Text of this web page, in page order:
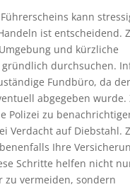
kann
ist entscheidend.
und kürzliche
durchsuchen.
Fundbüro, da der
abgegeben wurde.
Polizei zu
Verdacht auf Diebstahl.
Ihre
Schritte helfen nicht
zu vermeiden, sondern